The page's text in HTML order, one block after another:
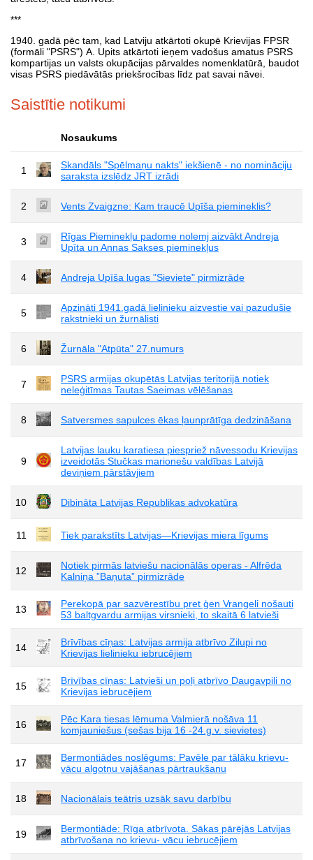
***
1940. gadā pēc tam, kad Latviju atkārtoti okupē Krievijas FPSR
(formāli "PSRS") A. Upits atkārtoti ieņem vadošus amatus PSRS
kompartijas un valsts okupācijas pārvaldes nomenklatūrā, baudot
visas PSRS piedāvātās priekšrocības līdz pat savai nāvei.
Saistītie notikumi
Nosaukums
1
Skandāls "Spēlmaņu nakts" iekšienē - no nomināciju
saraksta izslēdz JRT izrādi
2 Vents Zvaigzne: Kam traucē Upīša piemineklis?
3
Rīgas Pieminekļu padome nolemj aizvākt Andreja
Upīta un Annas Sakses pieminekļus
4 Andreja Upīša lugas "Sieviete" pirmizrāde
5
Apzināti 1941.gadā lielinieku aizvestie vai pazudušie
rakstnieki un žurnālisti
6 Žurnāla "Atpūta" 27.numurs
7
PSRS armijas okupētās Latvijas teritorijā notiek
neleģitīmas Tautas Saeimas vēlēšanas
8 Satversmes sapulces ēkas ļaunprātīga dedzināšana
9
Latvijas lauku karatiesa piespriež nāvessodu Krievijas
izveidotās Stučkas marionešu valdības Latvijā
deviņiem pārstāvjiem
10 Dibināta Latvijas Republikas advokatūra
11 Tiek parakstīts Latvijas—Krievijas miera līgums
12
Notiek pirmās latviešu nacionālās operas - Alfrēda
Kalniņa ”Baņuta” pirmizrāde
13
Perekopā par sazvērestību pret ģen Vrangeli nošauti
53 baltgvardu armijas virsnieki, to skaitā 6 latvieši
14
Brīvības cīņas: Latvijas armija atbrīvo Zilupi no
Krievijas lielinieku iebrucējiem
15
Brīvības cīņas: Latvieši un poļi atbrīvo Daugavpili no
Krievijas iebrucējiem
16
Pēc Kara tiesas lēmuma Valmierā nošāva 11
komjauniešus (sešas bija 16 -24.g.v. sievietes)
17
Bermontiādes noslēgums: Pavēle par tālāku krievu-
vācu algotņu vajāšanas pārtraukšanu
18 Nacionālais teātris uzsāk savu darbību
19
Bermontiāde: Rīga atbrīvota. Sākas pārējās Latvijas
atbrīvošana no krievu- vācu iebrucējiem